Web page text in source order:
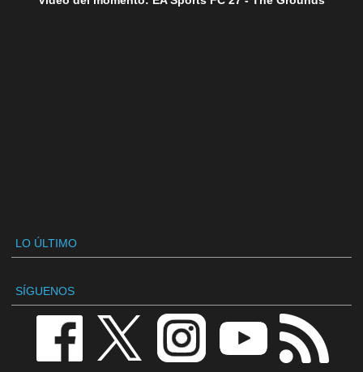
LO ÚLTIMO
SÍGUENOS